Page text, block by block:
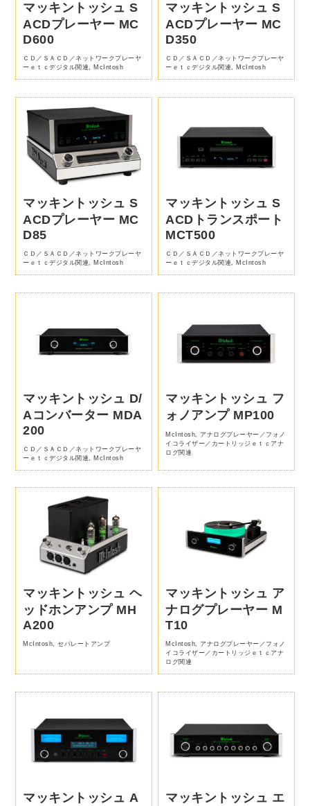
マッキントッシュ S
ACDプレーヤー MC
D600
ＣＤ／ＳＡＣＤ／ネットワークプレーヤ
ーｅｔｃデジタル関連, McIntosh
マッキントッシュ S
ACDプレーヤー MC
D350
ＣＤ／ＳＡＣＤ／ネットワークプレーヤ
ーｅｔｃデジタル関連, McIntosh
マッキントッシュ S
ACDプレーヤー MC
D85
ＣＤ／ＳＡＣＤ／ネットワークプレーヤ
ーｅｔｃデジタル関連
McIntosh
マッキントッシュ S
ACDトランスポート
MCT500
ＣＤ／ＳＡＣＤ／ネットワークプレーヤ
ーｅｔｃデジタル関連
McIntosh
マッキントッシュ D/
Aコンバーター MDA
200
ＣＤ／ＳＡＣＤ／ネットワークプレーヤ
ーｅｔｃデジタル関連
McIntosh
マッキントッシュ フ
ォノアンプ MP100
McIntosh
アナログプレーヤー／フォノ
イコライザー／カートリッジｅｔｃアナ
ログ関連
マッキントッシュ ヘ
ッドホンアンプ MH
A200
McIntosh,セパレートアンプ
マッキントッシュ ア
ナログプレーヤー M
T10
McIntosh, アナログプレーヤー／フォノ
イコライザー／カートリッジｅｔｃアナ
ログ関連
マッキントッシュ A
マッキントッシュ エ